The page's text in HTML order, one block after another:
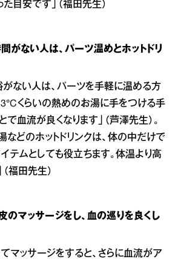
た目安です」（福田先生）
がない人は、パーツ温めとホットドリ
ない人は、パーツを手軽に温める方
くらいの熱めのお湯に手をつける手
で血流が良くなります」（芦澤先生）。
などのホットドリンクは、体の中だけで
テムとしても役立ちます。体温より高
福田先生）
のマッサージをし、血の巡りを良くし
マッサージをすると、さらに血流がア